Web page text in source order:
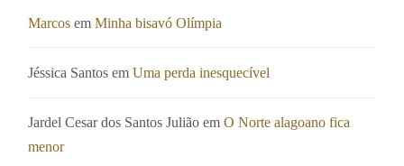
Marcos emMinha bisavó Olímpia
Jéssica Santos emUma perda inesquecível
Jardel Cesar dos Santos Julião emO Norte alagoano fica
menor